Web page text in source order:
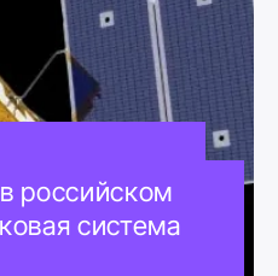
российском
система